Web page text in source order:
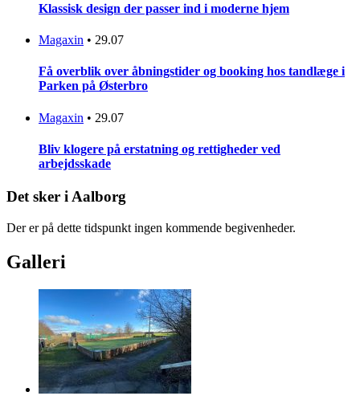
Klassisk design der passer ind i moderne hjem
Magaxin • 29.07
Få overblik over åbningstider og booking hos tandlæge i
Parken på Østerbro
Magaxin • 29.07
Bliv klogere på erstatning og rettigheder ved
arbejdsskade
Det sker i Aalborg
Der er på dette tidspunkt ingen kommende begivenheder.
Galleri